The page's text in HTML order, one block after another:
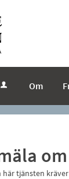
Om
här tjänsten